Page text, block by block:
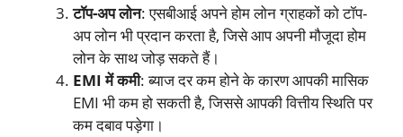
टॉप-अप लोन: एसबीआई अपने होम लोन ग्राहकों को टॉप-
अप लोन भी प्रदान करता है, जिसे आप अपनी मौजूदा होम
लोन के साथ जोड़ सकते हैं।
EMI में कमी: ब्याज दर कम होने के कारण आपकी मासिक
EMI भी कम हो सकती है, जिससे आपकी वित्तीय स्थिति पर
कम दबाव पड़ेगा।